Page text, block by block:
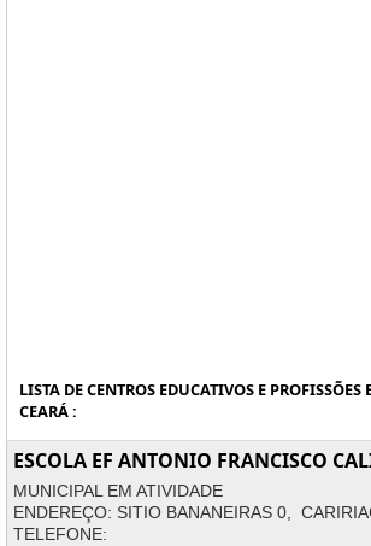
LISTA DE CENTROS EDUCATIVOS E
CEARÁ :
ESCOLA EF ANTONIO FRANCISCO
MUNICIPAL EM ATIVIDADE
ENDEREÇO: SITIO BANANEIRAS 0,
TELEFONE: